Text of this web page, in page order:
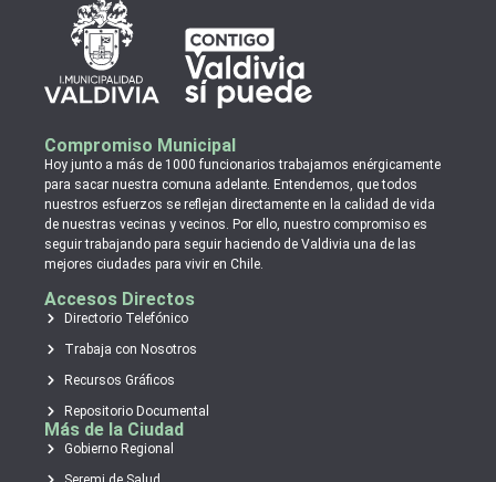
Compromiso Municipal
Hoy junto a más de 1000 funcionarios trabajamos enérgicamente
para sacar nuestra comuna adelante. Entendemos, que todos
nuestros esfuerzos se reflejan directamente en la calidad de vida
de nuestras vecinas y vecinos. Por ello, nuestro compromiso es
seguir trabajando para seguir haciendo de Valdivia una de las
mejores ciudades para vivir en Chile.
Accesos Directos
Directorio Telefónico
Trabaja con Nosotros
Recursos Gráficos
Repositorio Documental
Más de la Ciudad
Gobierno Regional